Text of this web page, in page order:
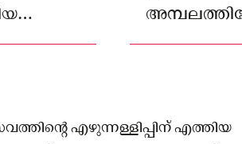
എഴുന്നള്ളിപ്പിന് എത്തിയ